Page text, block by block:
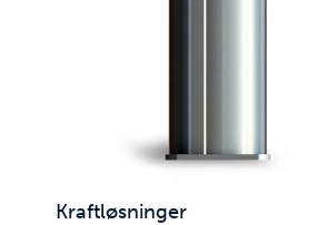
Kraftløsninger